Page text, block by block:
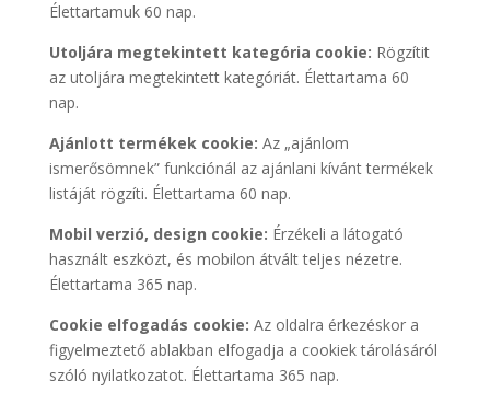
Élettartamuk 60 nap.
Utoljára megtekintett kategória cookie: Rögzítit
az utoljára megtekintett kategóriát. Élettartama 60
nap.
Ajánlott termékek cookie: Az „ajánlom
ismerősömnek” funkciónál az ajánlani kívánt termékek
listáját rögzíti. Élettartama 60 nap.
Mobil verzió, design cookie: Érzékeli a látogató
használt eszközt, és mobilon átvált teljes nézetre.
Élettartama 365 nap.
Cookie elfogadás cookie: Az oldalra érkezéskor a
figyelmeztető ablakban elfogadja a cookiek tárolásáról
szóló nyilatkozatot. Élettartama 365 nap.